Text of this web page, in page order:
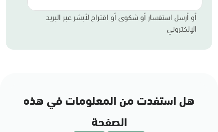
أو أرسل استفسار أو شكوى أو اقتراح لأبشر عبر البريد
الإلكتروني
هل استفدت من المعلومات في هذه
الصفحة